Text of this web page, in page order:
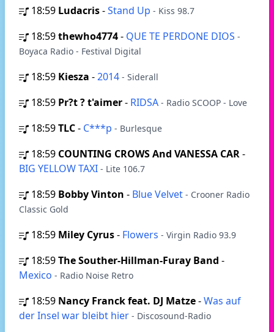
18:59 Ludacris-Stand Up - Kiss 98.7
18:59thewho4774- QUE TE PERDONE DIOS -
Boyaca Radio - Festival Digital
18:59 Kiesza -2014 - Siderall
18:59 Pr?t ? t'aimer- RIDSA - Radio SCOOP - Love
18:59TLC- C***p - Burlesque
18:59 COUNTING CROWS And VANESSA CAR-
BIG YELLOW TAXI - Lite 106.7
18:59 Bobby Vinton - Blue Velvet - Crooner Radio
Classic Gold
18:59 Miley Cyrus- Flowers - Virgin Radio 93.9
18:59The Souther-Hillman-Furay Band -
Mexico - Radio Noise Retro
18:59 Nancy Franck feat. DJ Matze-Was auf
der Insel war bleibt hier - Discosound-Radio